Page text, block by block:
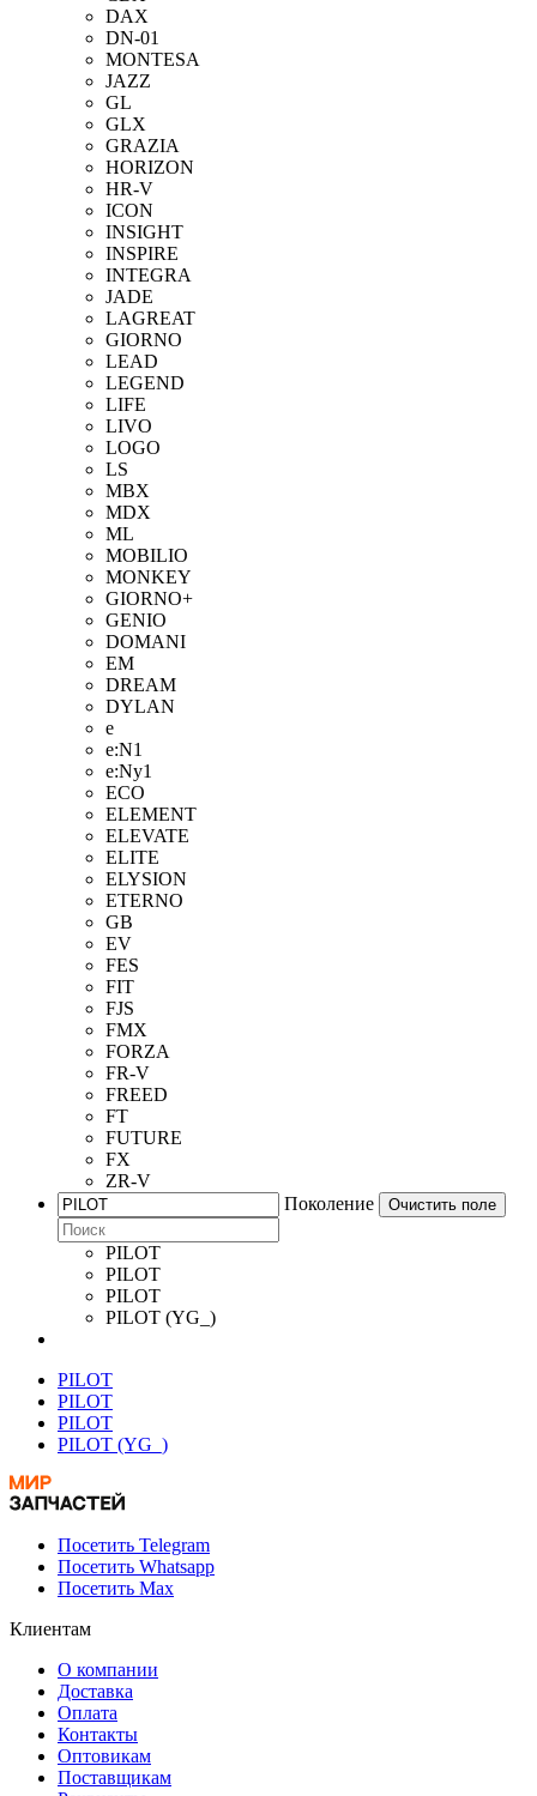
DAX
DN-01
MONTESA
JAZZ
GL
GLX
GRAZIA
HORIZON
HR-V
ICON
INSIGHT
INSPIRE
INTEGRA
JADE
LAGREAT
GIORNO
LEAD
LEGEND
LIFE
LIVO
LOGO
LS
MBX
MDX
ML
MOBILIO
MONKEY
GIORNO+
GENIO
DOMANI
EM
DREAM
DYLAN
e
e:N1
e:Ny1
ECO
ELEMENT
ELEVATE
ELITE
ELYSION
ETERNO
GB
EV
FES
FIT
FJS
FMX
FORZA
FR-V
FREED
FT
FUTURE
FX
ZR-V
Поколение
Очистить поле
PILOT
PILOT
PILOT
PILOT (YG_)
PILOT
PILOT
PILOT
PILOT (YG_)
Посетить Telegram
Посетить Whatsapp
Посетить Max
Клиентам
О компании
Доставка
Оплата
Контакты
Оптовикам
Поставщикам